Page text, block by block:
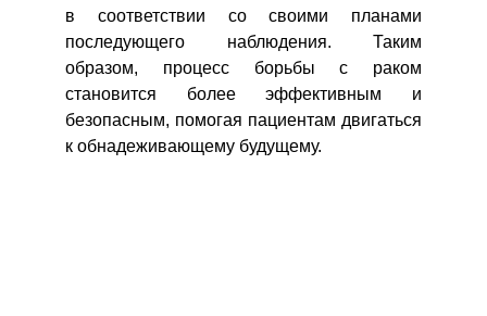
в соответствии со своими планами
последующего наблюдения. Таким
образом, процесс борьбы с раком
становится более эффективным и
безопасным, помогая пациентам двигаться
к обнадеживающему будущему.